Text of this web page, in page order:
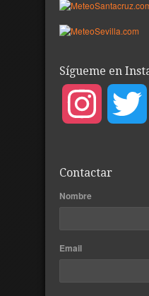
Sígueme en
Instagram
Contactar
Nombre
Email